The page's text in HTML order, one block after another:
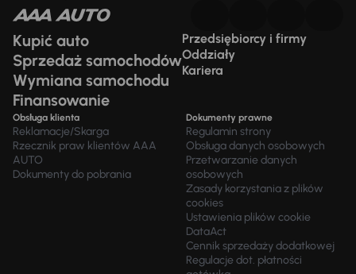
Kupić auto
Sprzedaż samochodów
Wymiana samochodu
Finansowanie
Przedsiębiorcy i firmy
Oddziały
Kariera
Obsługa klienta
Reklamacje/Skarga
Rzecznik praw klientów AAA
AUTO
Dokumenty do pobrania
Dokumenty prawne
Regulamin strony
Obsługa danych osobowych
Przetwarzanie danych
osobowych
Zasady korzystania z plików
cookies
Ustawienia plików cookie
DataAct
Cennik sprzedaży dodatkowej
Regulacje dot. płatności